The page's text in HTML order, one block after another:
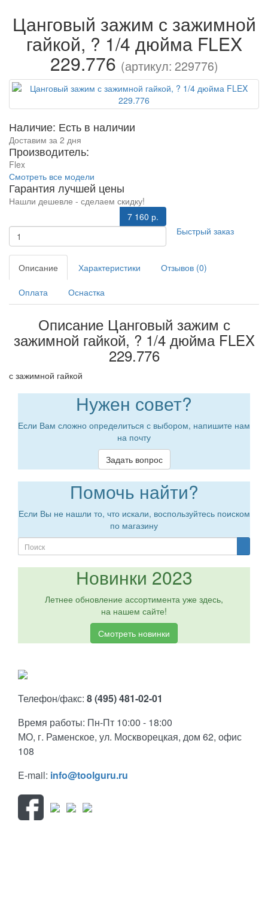
Цанговый зажим с зажимной
гайкой, ? 1/4 дюйма FLEX
229.776 (артикул: 229776)
Наличие: Есть в наличии
Доставим за 2 дня
Производитель:
Flex
Смотреть все модели
Гарантия лучшей цены
Нашли дешевле - сделаем скидку!
7 160 р.
Быстрый заказ
Описание Характеристики Отзывов (0)
Оплата Оснастка
Описание Цанговый зажим с
зажимной гайкой, ? 1/4 дюйма FLEX
229.776
с зажимной гайкой
Нужен совет?
Если Вам сложно определиться с выбором, напишите нам
на почту
Задать вопрос
Помочь найти?
Если Вы не нашли то, что искали, воспользуйтесь поиском
по магазину
Новинки 2023
Летнее обновление ассортимента уже здесь,
на нашем сайте!
Смотреть новинки
Телефон/факс: 8 (495) 481-02-01
Время работы: Пн-Пт 10:00 - 18:00
МО, г. Раменское, ул. Москворецкая, дом 62, офис
108
E-mail: info@toolguru.ru